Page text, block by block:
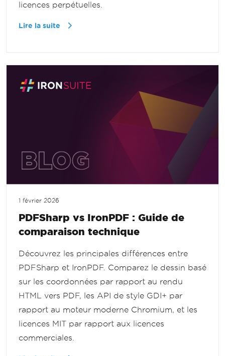
licences perpétuelles.
Lire la suite
1 février 2026
PDFSharp vs IronPDF : Guide de
comparaison technique
Découvrez les principales différences entre
PDFSharp et IronPDF. Comparez le dessin basé
sur les coordonnées par rapport au rendu
HTML vers PDF, les API de style GDI+ par
rapport au moteur moderne Chromium, et les
licences MIT par rapport aux licences
commerciales.